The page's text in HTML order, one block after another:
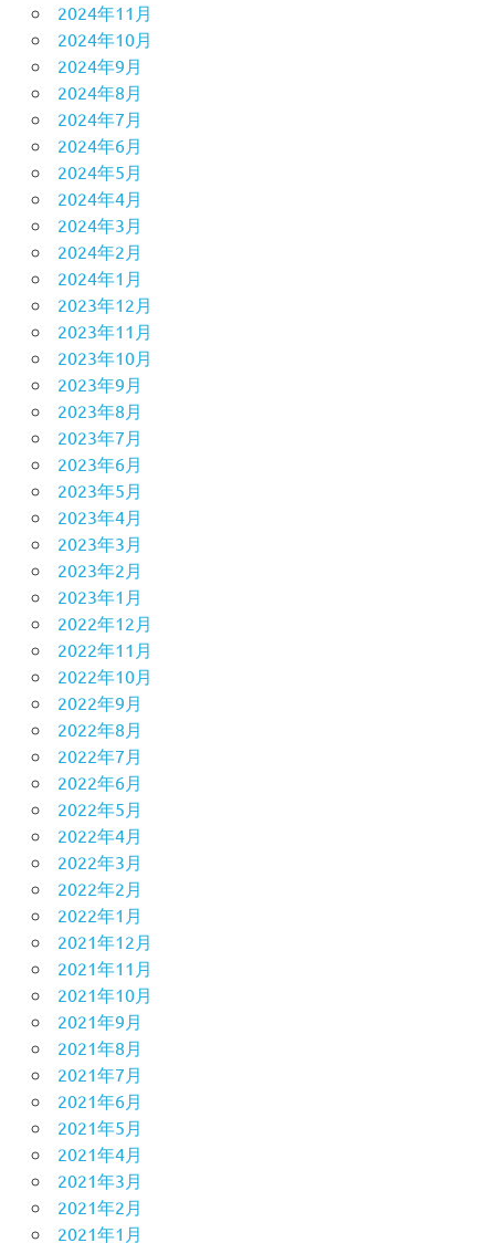
2024年11月
2024年10月
2024年9月
2024年8月
2024年7月
2024年6月
2024年5月
2024年4月
2024年3月
2024年2月
2024年1月
2023年12月
2023年11月
2023年10月
2023年9月
2023年8月
2023年7月
2023年6月
2023年5月
2023年4月
2023年3月
2023年2月
2023年1月
2022年12月
2022年11月
2022年10月
2022年9月
2022年8月
2022年7月
2022年6月
2022年5月
2022年4月
2022年3月
2022年2月
2022年1月
2021年12月
2021年11月
2021年10月
2021年9月
2021年8月
2021年7月
2021年6月
2021年5月
2021年4月
2021年3月
2021年2月
2021年1月